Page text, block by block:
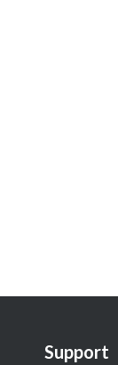
Support